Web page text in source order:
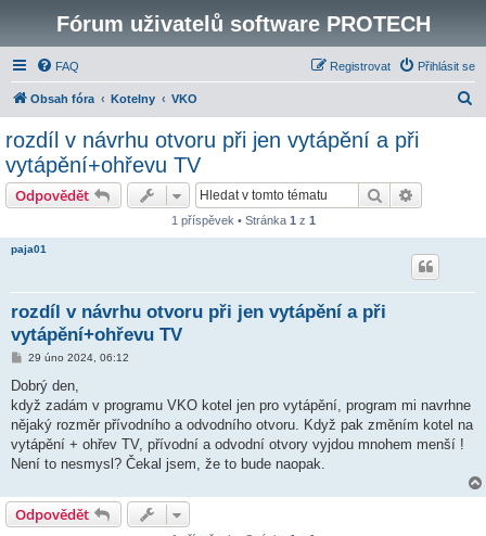
Fórum uživatelů software PROTECH
FAQ Přihlásit se
Registrovat
Obsah fóra Kotelny VKO
rozdíl v návrhu otvoru při jen vytápění a při
vytápění+ohřevu TV
Odpovědět Hledat
1 příspěvek • Stránka 1 z 1
paja01
rozdíl v návrhu otvoru při jen vytápění a při
vytápění+ohřevu TV
P
í
p
ě
v
e
k
29 úno 2024, 06:12
Dobrý den,
když zadám v programu VKO kotel jen pro vytápění, program mi navrhne
nějaký rozměr přívodního a odvodního otvoru. Když pak změním kotel na
vytápění + ohřev TV, přívodní a odvodní otvory vyjdou mnohem menší !
Není to nesmysl? Čekal jsem, že to bude naopak.
Odpovědět